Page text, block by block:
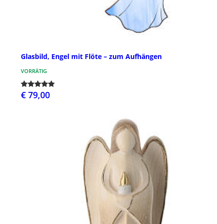
Glasbild, Engel mit Flöte – zum Aufhängen
VORRÄTIG
€ 79,00